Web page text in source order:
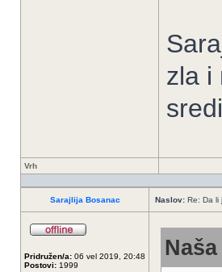
zla i
Vrh
Sarajlija Bosanac Naslov: Re: Da li
Pridružen/a: 06 vel 2019, 20:48
Postovi: 1999